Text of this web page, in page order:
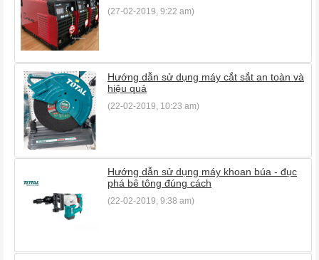
(27-02-2019, 9:22 am)
Hướng dẫn sử dụng máy cắt sắt an toàn và
hiệu quả
(22-02-2019, 10:23 am)
Hướng dẫn sử dụng máy khoan búa - đục
phá bê tông đúng cách
(22-02-2019, 9:38 am)